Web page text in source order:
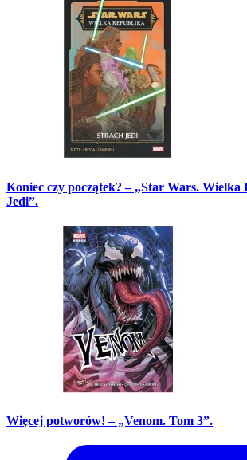
Koniec czy początek? – „Star Wars.
Jedi”.
Więcej potworów! – „Venom. Tom 3”.